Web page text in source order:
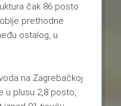
čak 86 posto
prethodne
ostalog, u
na Zagrebačkoj
u plusu 2,8 posto,